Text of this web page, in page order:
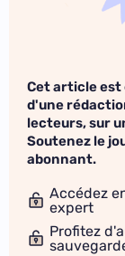
Cet article est
d'une
lecteurs, sur
Soutenez le
abonnant.
Accédez
expert
Profitez